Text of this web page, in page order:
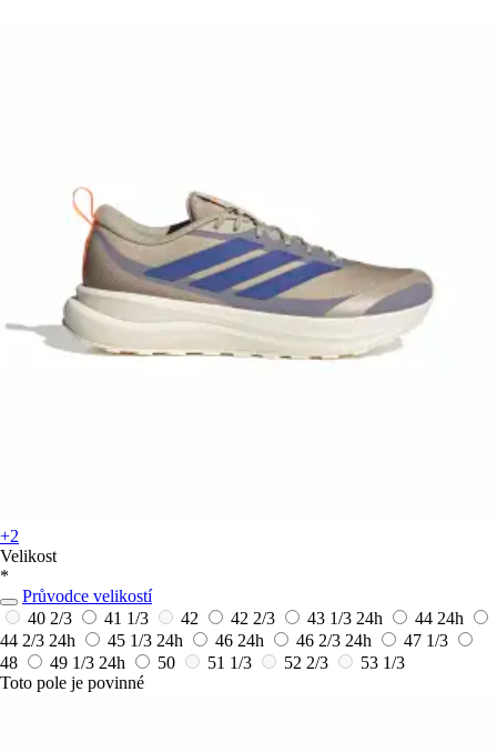
+2
Velikost
*
Průvodce velikostí
40 2/3
41 1/3 42 42 2/3 43 1/3 24h 44 24h
44 2/3 24h 45 1/3 24h 46 24h 46 2/3 24h
47 1/3
48
49 1/3 24h 50 51 1/3 52 2/3
53 1/3
Toto pole je povinné